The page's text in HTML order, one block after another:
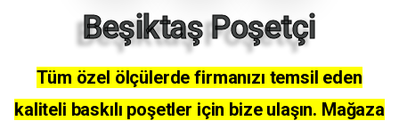
Beşiktaş Poşetçi
Tüm özel ölçülerde firmanızı temsil eden
kaliteli baskılı poşetler için bize ulaşın. Mağaza